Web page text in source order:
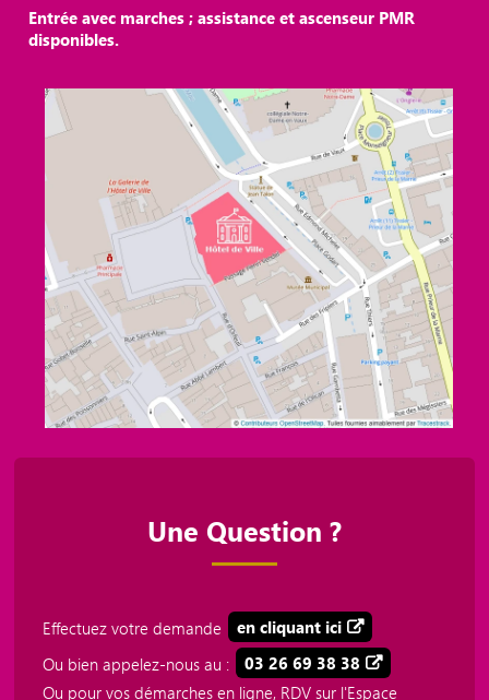
Entrée avec marches ; assistance et ascenseur PMR
disponibles.
Une Question ?
Effectuez votre demande
en cliquant ici
Ou bien appelez-nous au :
03 26 69 38 38
Ou pour vos démarches en ligne, RDV sur l'Espace